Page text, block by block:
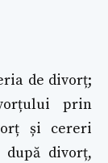
de divorț;
prin
și cereri
divorț,